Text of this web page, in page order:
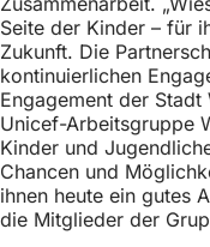
Seite der Kinder – für
Zukunft. Die
kontinuierlichen
Engagement der
Unicef-Arbeitsgruppe
Kinder und
Chancen und
ihnen heute ein gutes
die Mitglieder der